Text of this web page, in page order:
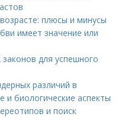
плюсы и минусы
имеет значение или
для успешного
различий в
и биологические аспекты
и поиск